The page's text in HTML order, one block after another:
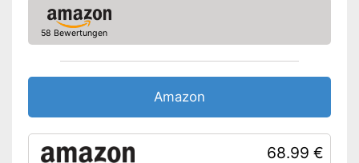
58 Bewertungen
Amazon
68.99 €